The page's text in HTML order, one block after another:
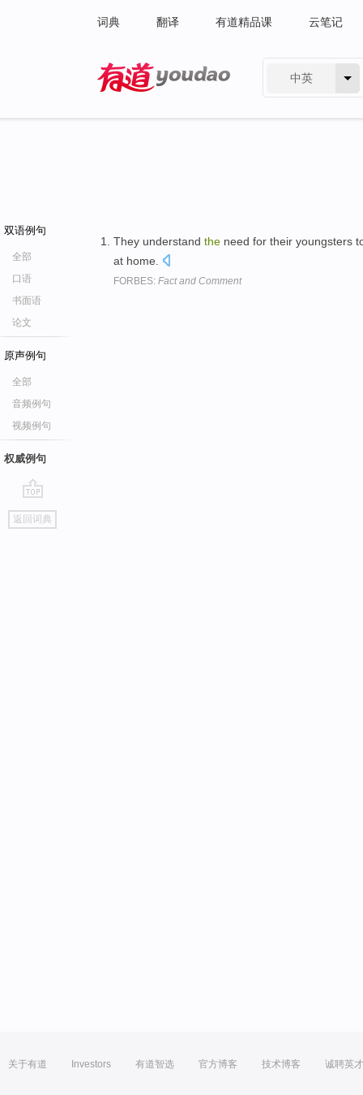
词典 翻译 有道精品课 云笔记
中英
双语例句
全部
口语
书面语
论文
原声例句
全部
音频例句
视频例句
权威例句
go
top
返回词典
They understand the need for their youngsters
at home.
FORBES: Fact and Comment
关于有道 Investors 有道智选 官方博客 技术博客 诚聘英才